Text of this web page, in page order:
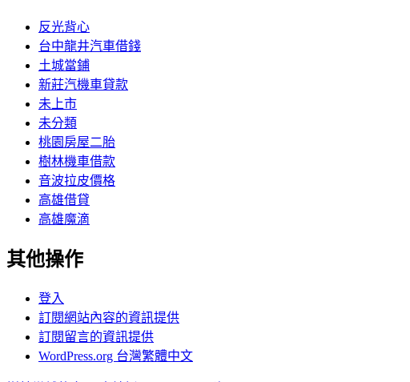
反光背心
台中龍井汽車借錢
土城當鋪
新莊汽機車貸款
未上市
未分類
桃園房屋二胎
樹林機車借款
音波拉皮價格
高雄借貸
高雄魔滴
其他操作
登入
訂閱網站內容的資訊提供
訂閱留言的資訊提供
WordPress.org 台灣繁體中文